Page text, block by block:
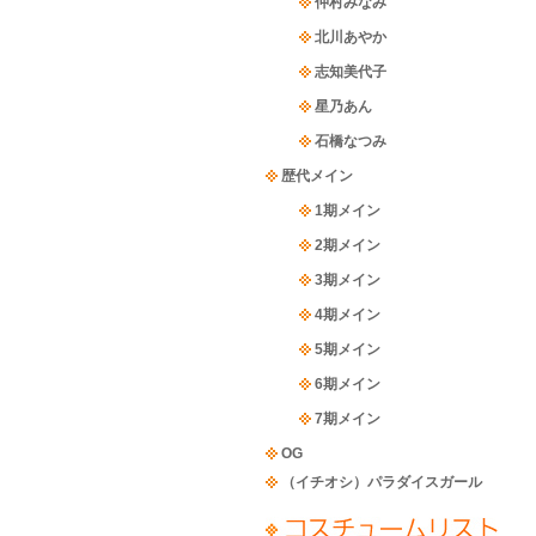
北川あやか
志知美代子
星乃あん
石橋なつみ
歴代メイン
1期メイン
2期メイン
3期メイン
4期メイン
5期メイン
6期メイン
7期メイン
OG
（イチオシ）パラダイスガール